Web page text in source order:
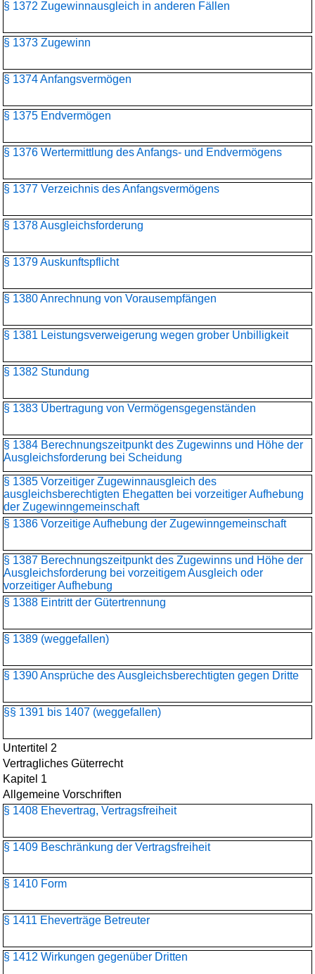
§ 1372 Zugewinnausgleich in anderen Fällen
§ 1373 Zugewinn
§ 1374 Anfangsvermögen
§ 1375 Endvermögen
§ 1376 Wertermittlung des Anfangs- und Endvermögens
§ 1377 Verzeichnis des Anfangsvermögens
§ 1378 Ausgleichsforderung
§ 1379 Auskunftspflicht
§ 1380 Anrechnung von Vorausempfängen
§ 1381 Leistungsverweigerung wegen grober Unbilligkeit
§ 1382 Stundung
§ 1383 Übertragung von Vermögensgegenständen
§ 1384 Berechnungszeitpunkt des Zugewinns und Höhe der
Ausgleichsforderung bei Scheidung
§ 1385 Vorzeitiger Zugewinnausgleich des
ausgleichsberechtigten Ehegatten bei vorzeitiger Aufhebung
der Zugewinngemeinschaft
§ 1386 Vorzeitige Aufhebung der Zugewinngemeinschaft
§ 1387 Berechnungszeitpunkt des Zugewinns und Höhe der
Ausgleichsforderung bei vorzeitigem Ausgleich oder
vorzeitiger Aufhebung
§ 1388 Eintritt der Gütertrennung
§ 1389 (weggefallen)
§ 1390 Ansprüche des Ausgleichsberechtigten gegen Dritte
§§ 1391 bis 1407 (weggefallen)
Untertitel 2
Vertragliches Güterrecht
Kapitel 1
Allgemeine Vorschriften
§ 1408 Ehevertrag, Vertragsfreiheit
§ 1409 Beschränkung der Vertragsfreiheit
§ 1410 Form
§ 1411 Eheverträge Betreuter
§ 1412 Wirkungen gegenüber Dritten